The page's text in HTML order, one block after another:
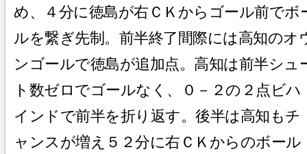
め、４分に徳島が右ＣＫからゴール前でボ
ルを繋ぎ先制。前半終了間際には高知のオ
ンゴールで徳島が追加点。高知は前半シュ
ト数ゼロでゴールなく、０－２の２点ビハ
インドで前半を折り返す。後半は高知もチ
ャンスが増え５２分に右ＣＫからのボール